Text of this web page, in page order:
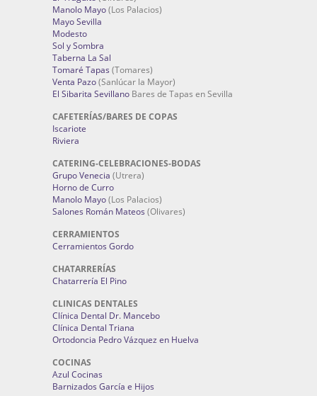
Manolo Mayo(Los Palacios)
Mayo Sevilla
Modesto
Sol y Sombra
Taberna La Sal
Tomaré Tapas (Tomares)
Venta Pazo(Sanlúcar la Mayor)
El Sibarita Sevillano Bares de Tapas en Sevilla
CAFETERÍAS/BARES DE COPAS
Iscariote
Riviera
CATERING-CELEBRACIONES-BODAS
Grupo Venecia (Utrera)
Horno de Curro
Manolo Mayo(Los Palacios)
Salones Román Mateos (Olivares)
CERRAMIENTOS
Cerramientos Gordo
CHATARRERÍAS
Chatarrería El Pino
CLINICAS DENTALES
Clínica Dental Dr. Mancebo
Clínica Dental Triana
Ortodoncia Pedro Vázquez en Huelva
COCINAS
Azul Cocinas
Barnizados García e Hijos